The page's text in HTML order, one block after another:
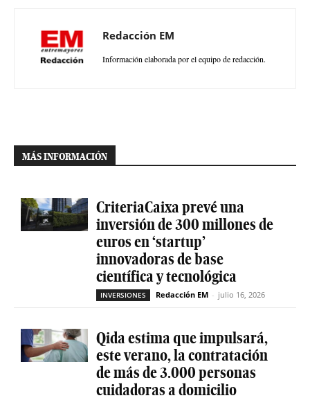
Redacción EM
Información elaborada por el equipo de redacción.
MÁS INFORMACIÓN
CriteriaCaixa prevé una
inversión de 300 millones de
euros en ‘startup’
innovadoras de base
científica y tecnológica
INVERSIONES Redacción EM - julio 16, 2026
Qida estima que impulsará,
este verano, la contratación
de más de 3.000 personas
cuidadoras a domicilio